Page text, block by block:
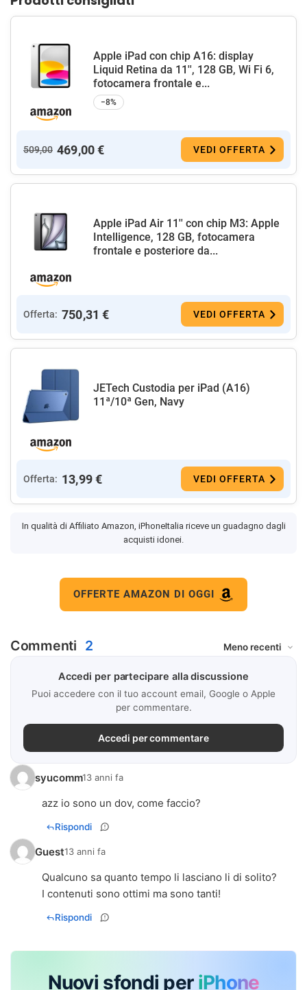
Apple iPad con chip A16: display
Liquid Retina da 11'', 128 GB, Wi Fi 6,
fotocamera frontale e...
−8%
509,00 469,00 € VEDI OFFERTA
Apple iPad Air 11'' con chip M3: Apple
Intelligence, 128 GB, fotocamera
frontale e posteriore da...
Offerta: 750,31 € VEDI OFFERTA
JETech Custodia per iPad (A16)
11ª/10ª Gen, Navy
Offerta: 13,99 € VEDI OFFERTA
In qualità di Affiliato Amazon, iPhoneItalia riceve un guadagno dagli
acquisti idonei.
OFFERTE AMAZON DI OGGI
Commenti 2
Accedi per partecipare alla discussione
Puoi accedere con il tuo account email, Google o Apple
per commentare.
Accedi per commentare
syucomm13 anni fa
azz io sono un dov, come faccio?
Rispondi
Guest13 anni fa
Qualcuno sa quanto tempo li lasciano li di solito?
I contenuti sono ottimi ma sono tanti!
Rispondi
Nuovi sfondi per iPhone